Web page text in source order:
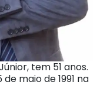
tem 51 anos.
maio de 1991 na